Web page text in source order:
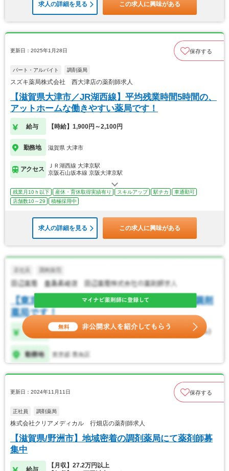
求人の詳細を見る この求人に興味がある
更新日：2025年1月28日 保存する
パート・アルバイト 調剤薬局
スズキ薬局株式会社 西大津店の薬剤師求人
【滋賀県大津市／JR湖西線】平均残業時間5時間の、
アットホームな働きやすい薬局です！
給与 【時給】1,900円～2,100円
勤務地 滋賀県 大津市
アクセス
ＪＲ湖西線 大津京駅
京阪石山坂本線 京阪大津京駅
残業月10ｈ以下 産休・育休取得実績有り スキルアップ 駅チカ
車通勤可
店舗数10～29
積極採用中
求人の詳細を見る この求人に興味がある
更新日：2024年11月11日 保存する
正社員 調剤薬局
株式会社クリアメディカル 行畑店の薬剤師求人
【滋賀県/野洲市】地域密着の調剤薬局にて薬剤師募
集中
給与
【月収】27.2万円以上